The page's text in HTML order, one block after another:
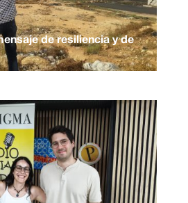
de resiliencia y de